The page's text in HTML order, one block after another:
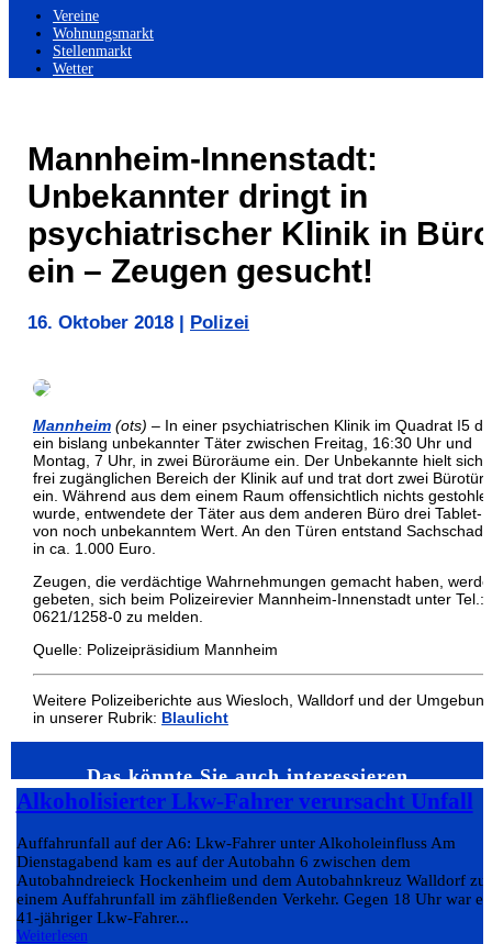
Vereine
Wohnungsmarkt
Stellenmarkt
Wetter
Mannheim-Innenstadt:
Unbekannter dringt in
psychiatrischer Klinik in
ein – Zeugen gesucht!
16. Oktober 2018 Polizei
Mannheim (ots) – In einer psychiatrischen Klinik im Quadrat I5
ein bislang unbekannter Täter zwischen Freitag, 16:30 Uhr und
Montag, 7 Uhr, in zwei Büroräume ein. Der Unbekannte hielt sich
frei zugänglichen Bereich der Klinik auf und trat dort zwei
ein. Während aus dem einem Raum offensichtlich nichts
wurde, entwendete der Täter aus dem anderen Büro drei Tablet-
von noch unbekanntem Wert. An den Türen entstand
in ca. 1.000 Euro.
Zeugen, die verdächtige Wahrnehmungen gemacht haben,
gebeten, sich beim Polizeirevier Mannheim-Innenstadt unter Tel.:
0621/1258-0 zu melden.
Quelle: Polizeipräsidium Mannheim
Weitere Polizeiberichte aus Wiesloch, Walldorf und der Umgebung
in unserer Rubrik: Blaulicht
Das könnte Sie auch interessieren…
Alkoholisierter Lkw-Fahrer verursacht Unfall
Auffahrunfall auf der A6: Lkw-Fahrer unter Alkoholeinfluss Am
Dienstagabend kam es auf der Autobahn 6 zwischen dem
Autobahndreieck Hockenheim und dem Autobahnkreuz Walldorf zu
einem Auffahrunfall im zähfließenden Verkehr. Gegen 18 Uhr war
41-jähriger Lkw-Fahrer...
Weiterlesen